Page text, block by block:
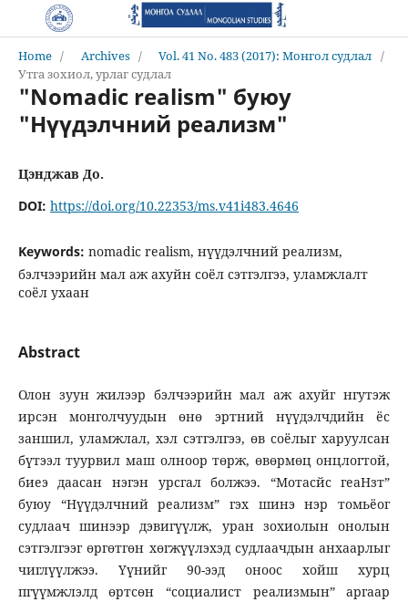
Home / Archives / Vol. 41 No. 483 (2017): Монгол судлал /
Утга зохиол, урлаг судлал
"Nomadic realism" буюу
"Нүүдэлчний реализм"
Цэнджав До.
DOI: https://doi.org/10.22353/ms.v41i483.4646
Keywords: nomadic realism, нүүдэлчний реализм,
бэлчээрийн мал аж ахуйн соёл сэтгэлгээ, уламжлалт
соёл ухаан
Abstract
Олон зуун жилээр бэлчээрийн мал аж ахуйг нгутэж
ирсэн монголчуудын өнө эртний нүүдэлчдийн ёс
заншил, уламжлал, хэл сэтгэлгээ, өв соёлыг харуулсан
бүтээл туурвил маш олноор төрж, өвөрмөц онцлогтой,
биеэ даасан нэгэн урсгал болжээ. “Мотасйс геаНзт”
буюу “Нүүдэлчний реализм” гэх шинэ нэр томьёог
судлаач шинээр дэвигүүлж, уран зохиолын онолын
сэтгэлгээг өргөтгөн хөгжүүлэхэд судлаачдын анхаарлыг
чиглүүлжээ. Үүнийг 90-ээд оноос хойш хурц
пгүүмжлэлд өртсөн “социалист реализмын” аргаар